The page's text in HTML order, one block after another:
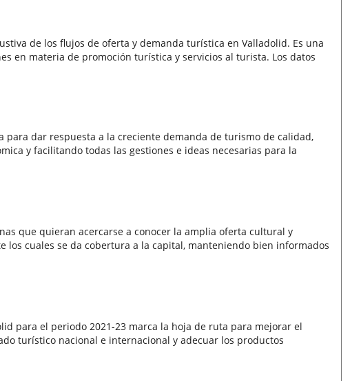
de los flujos de oferta y demanda turística en Valladolid. Es una
en materia de promoción turística y servicios al turista. Los datos
para dar respuesta a la creciente demanda de turismo de calidad,
y facilitando todas las gestiones e ideas necesarias para la
que quieran acercarse a conocer la amplia oferta cultural y
cuales se da cobertura a la capital, manteniendo bien informados
para el periodo 2021-23 marca la hoja de ruta para mejorar el
turístico nacional e internacional y adecuar los productos